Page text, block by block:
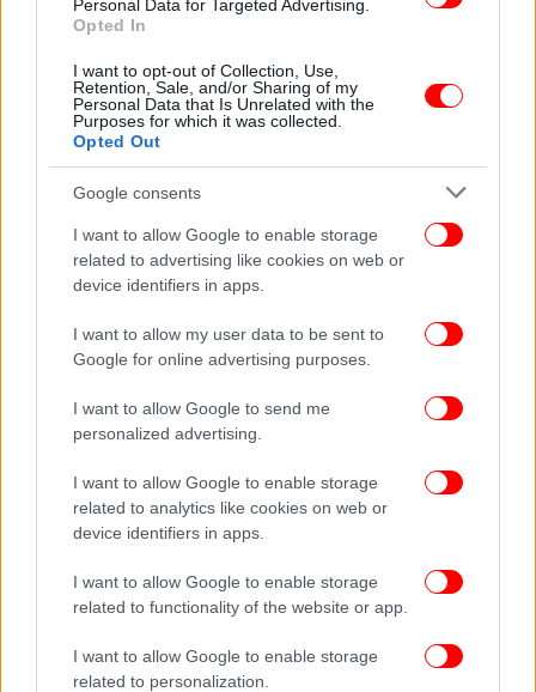
Personal Data for Targeted Advertising.
Opted In
I want to opt-out of Collection, Use,
Retention, Sale, and/or Sharing of my
Personal Data that Is Unrelated with the
Purposes for which it was collected.
Opted Out
Google consents
I want to allow Google to enable storage
related to advertising like cookies on web or
device identifiers in apps.
I want to allow my user data to be sent to
Google for online advertising purposes.
I want to allow Google to send me
personalized advertising.
I want to allow Google to enable storage
related to analytics like cookies on web or
device identifiers in apps.
I want to allow Google to enable storage
related to functionality of the website or app.
I want to allow Google to enable storage
related to personalization.
15/02/2026 13:30
Άρνολντ Σβαρτσενέγκερ: Ο κανόνας που
τρόμαζε τα παιδιά του -Η ακραία πειθαρχία μέσα
στο σπίτι
31/12/2025 10:54
Η πρώην του Σβαρτσενέγκερ αποχαιρετά την
τη ζωή και πάλεψε σκληρά»